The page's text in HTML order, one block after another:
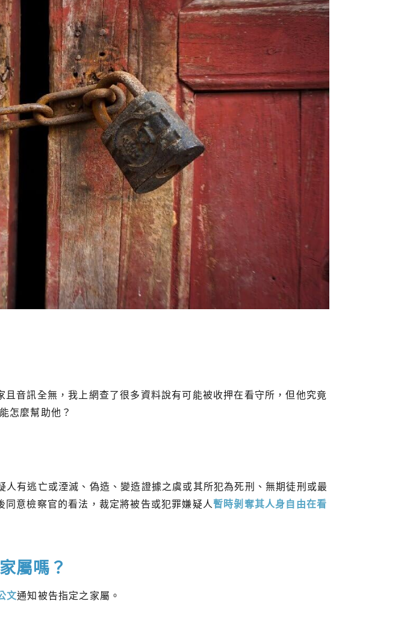
音訊全無，我上網查了很多資料說有可能被收押在看守所，但他究竟
怎麼幫助他？
有逃亡或湮滅、偽造、變造證據之虞或其所犯為死刑、無期徒刑或最
意檢察官的看法，裁定將被告或犯罪嫌疑人暫時剝奪其人身自由在看
屬嗎？
文通知被告指定之家屬。